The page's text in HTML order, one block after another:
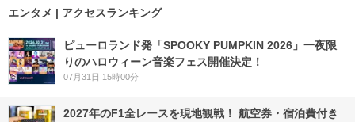
エンタメ | アクセスランキング
ピューロランド発「SPOOKY PUMPKIN 2026」一夜限
りのハロウィーン音楽フェス開催決定！
07月31日 15時00分
2027年のF1全レースを現地観戦！ 航空券・宿泊費付き